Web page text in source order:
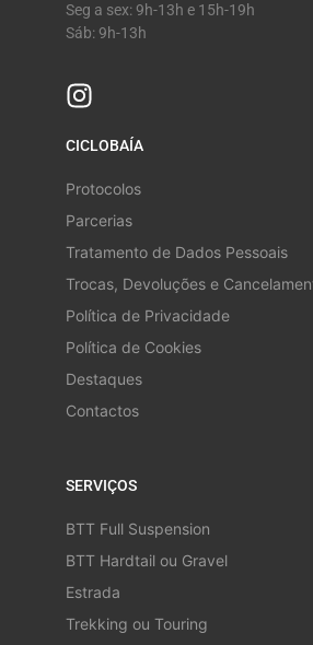
Seg a sex: 9h-13h e 15h-19h
Sáb: 9h-13h
CICLOBAÍA
Protocolos
Parcerias
Tratamento de Dados Pessoais
Trocas, Devoluções e
Política de Privacidade
Política de Cookies
Destaques
Contactos
SERVIÇOS
BTT Full Suspension
BTT Hardtail ou Gravel
Estrada
Trekking ou Touring